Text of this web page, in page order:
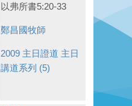
以弗所書5:20-33
鄭昌國牧師
2009 主日證道 主日
講道系列 (5)